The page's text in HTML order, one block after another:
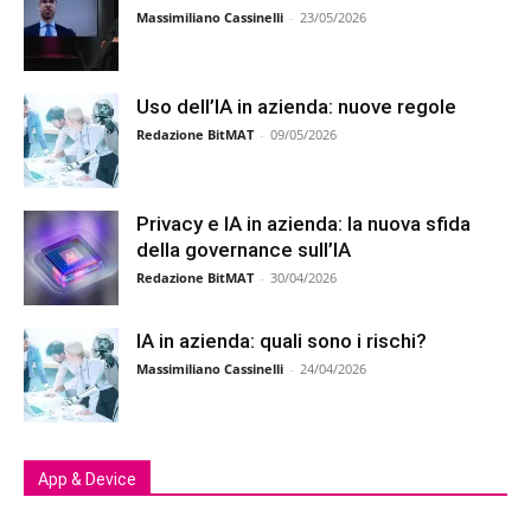
Massimiliano Cassinelli - 23/05/2026
Uso dell’IA in azienda: nuove regole
Redazione BitMAT - 09/05/2026
Privacy e IA in azienda: la nuova sfida
della governance sull’IA
Redazione BitMAT - 30/04/2026
IA in azienda: quali sono i rischi?
Massimiliano Cassinelli - 24/04/2026
App & Device